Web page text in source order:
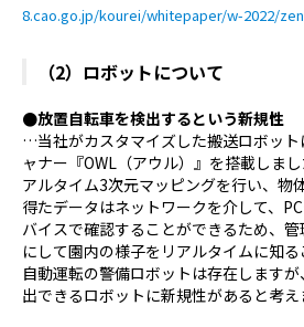
8.cao.go.jp/kourei/whitepaper/w-2022/
（2）ロボットについて
●放置自転車を検出するという新規性
…当社がカスタマイズした搬送ロボッ
ャナー『OWL（アウル）』を搭載しま
アルタイム3次元マッピングを行い、物
得たデータはネットワークを介して、
バイスで確認することができるため、
にして園内の様子をリアルタイムに知る
自動運転の警備ロボットは存在します
出できるロボットに新規性があると考え